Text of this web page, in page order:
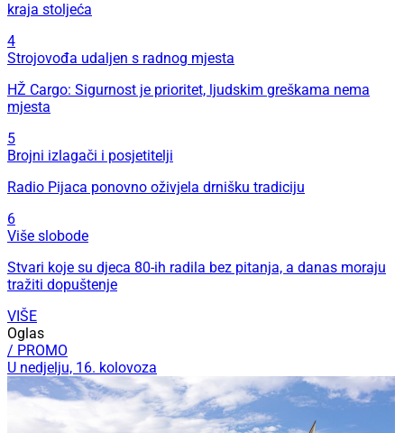
kraja stoljeća
4
Strojovođa udaljen s radnog mjesta
HŽ Cargo: Sigurnost je prioritet, ljudskim greškama nema
mjesta
5
Brojni izlagači i posjetitelji
Radio Pijaca ponovno oživjela drnišku tradiciju
6
Više slobode
Stvari koje su djeca 80-ih radila bez pitanja, a danas moraju
tražiti dopuštenje
VIŠE
Oglas
/ PROMO
U nedjelju, 16. kolovoza